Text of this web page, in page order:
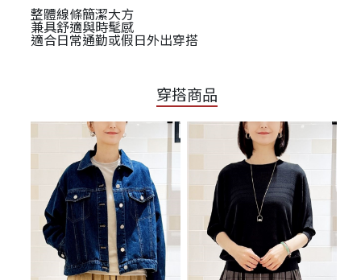
整體線條簡潔大方
兼具舒適與時髦感
適合日常通勤或假日外出穿搭
穿搭商品